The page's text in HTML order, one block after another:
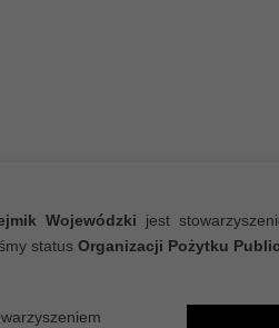
Wojewódzki jest
status Organizacji Pożytku